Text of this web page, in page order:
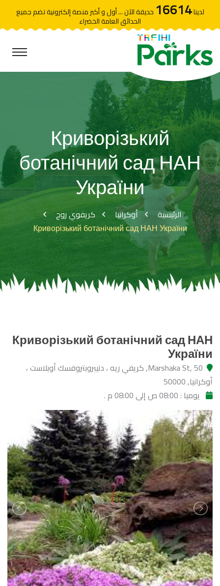
لدينا16614 حديقة الآن ... أول و أكبر منصة إلكترونية تضم جميع
الحدائق العامة الخضراء
Криворізький
ботанічний сад НАН
України
الرئيسية أوكرانيا
كريفوي روج
Криворізький ботанічний сад НАН України
Криворізький ботанічний сад НАН
України
Marshaka St, 50, كريفي ريه ، دنيبروبتروفسك أوبلاست ،
أوكرانيا, 50000
يوميا : 08:00 ص إلى 08:00 م .